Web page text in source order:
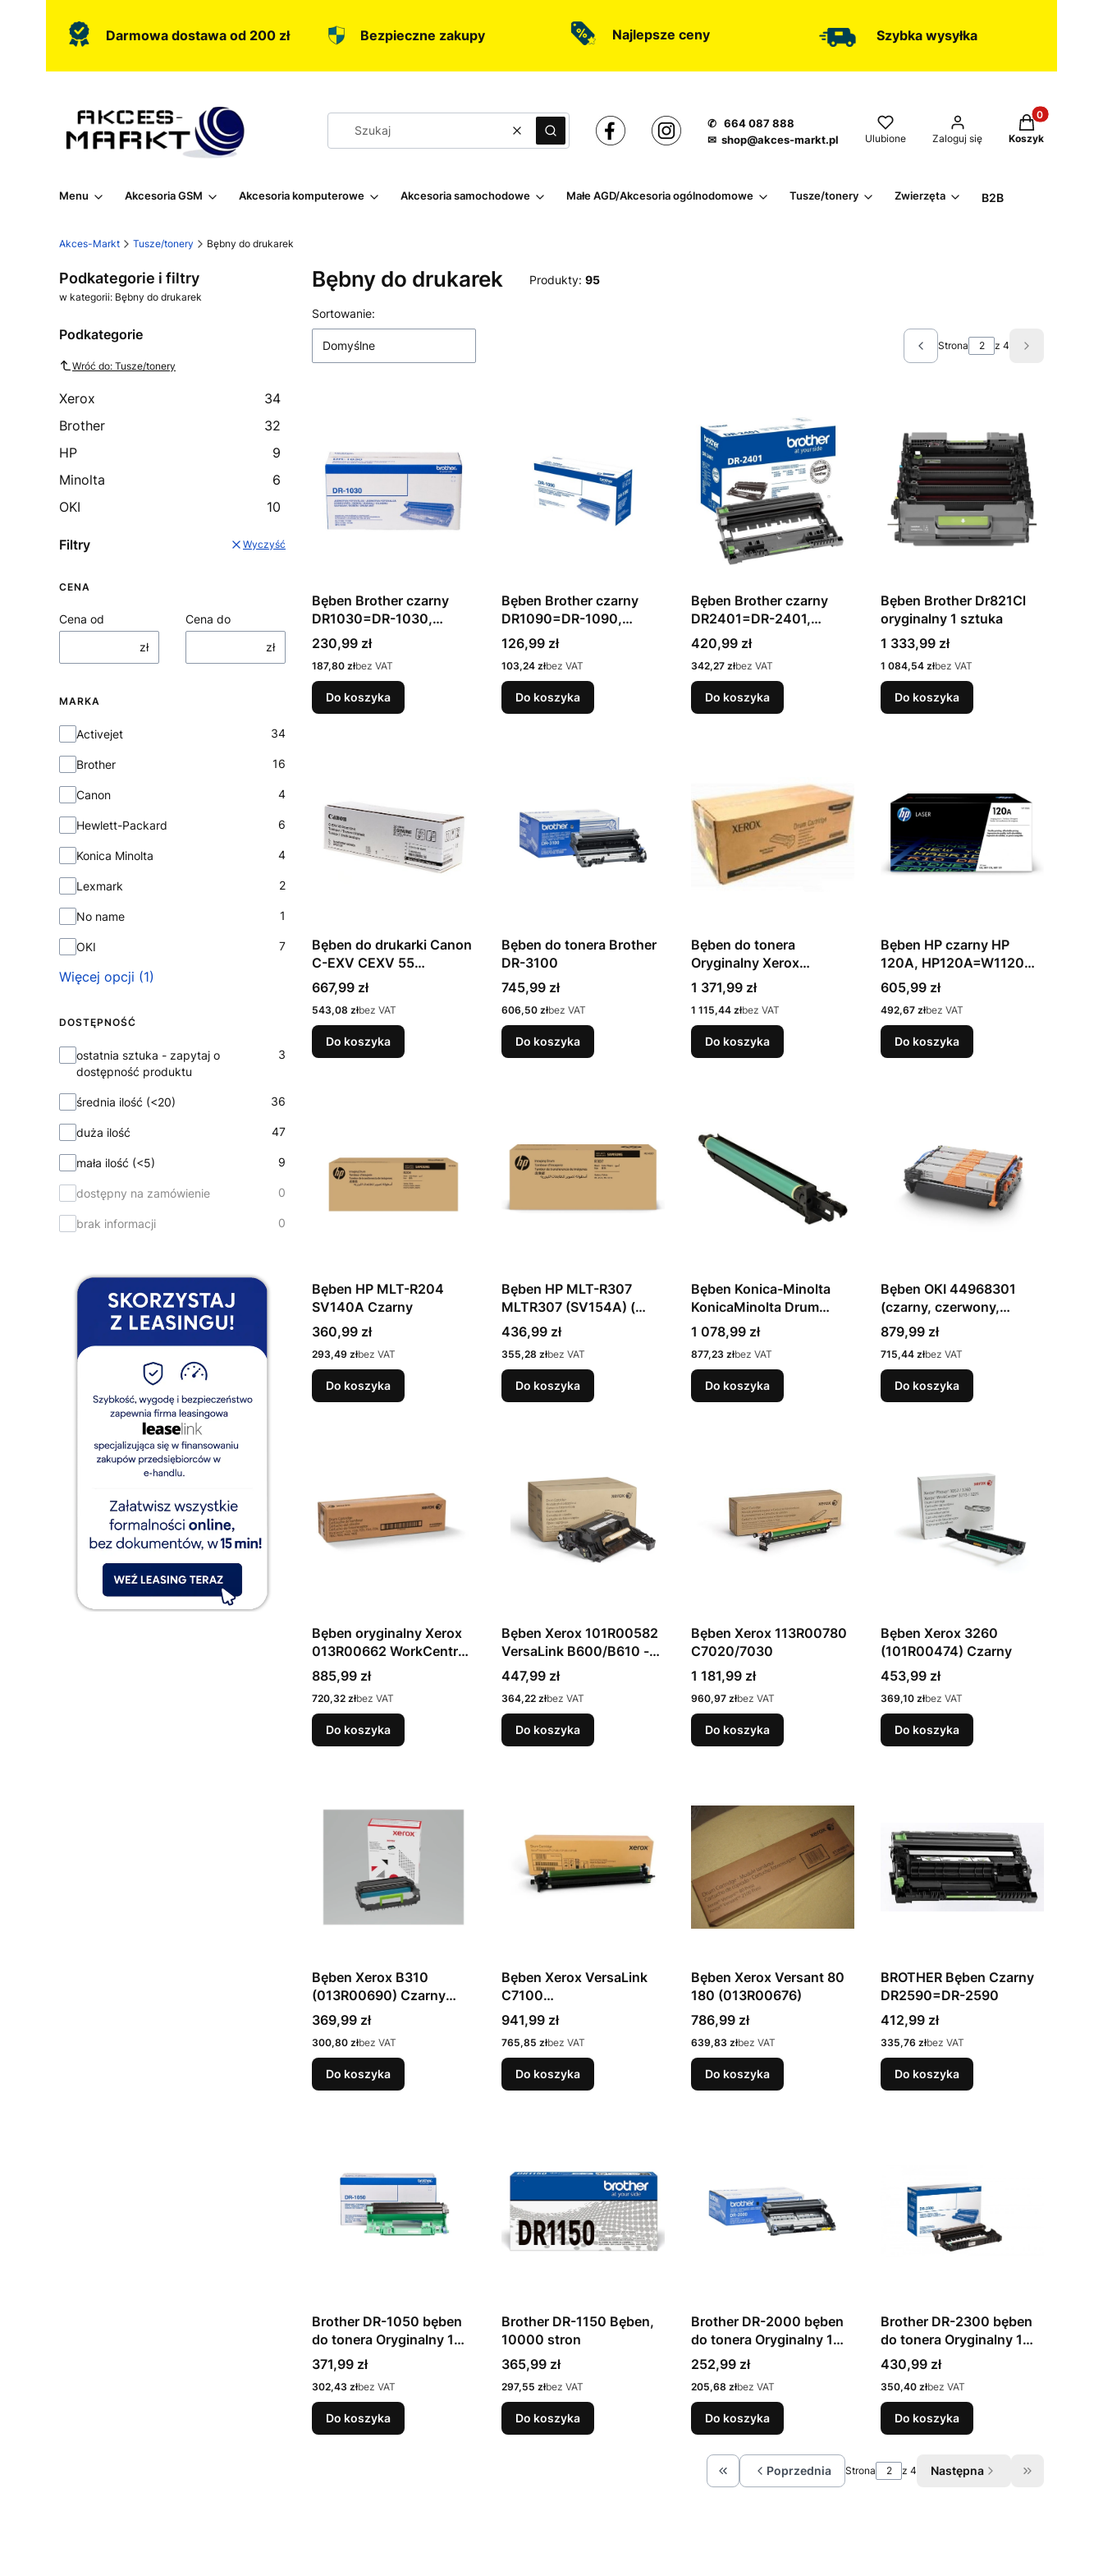
Darmowa dostawa od 200 zł Bezpieczne zakupy Najlepsze ceny Szybka wysyłka
WyczyśćSzukaj
✆ 664 087 888
✉ shop@akces-markt.pl
Ulubione Zaloguj się
Produkty w
Koszyk
Menu Akcesoria GSM Akcesoria komputerowe Akcesoria samochodowe Małe AGD/Akcesoria ogólnodomowe Tusze/tonery Zwierzęta B2B
Akces-Markt Tusze/tonery Bębny do drukarek
Podkategorie i filtry
w kategorii: Bębny do drukarek
Podkategorie
Wróć do: Tusze/tonery
Xerox
34
Brother
32
HP
9
Minolta
6
OKI
10
Filtry Wyczyść
CENA
Cena od
zł
Cena do
zł
MARKA
Marka
Activejet 34
Brother 16
Canon 4
Hewlett-Packard 6
Konica Minolta 4
Lexmark 2
No name 1
OKI 7
Więcej opcji (1)
DOSTĘPNOŚĆ
Dostępność
ostatnia sztuka - zapytaj o
dostępność produktu
3
średnia ilość (<20) 36
duża ilość 47
mała ilość (<5) 9
dostępny na zamówienie 0
brak informacji 0
Bębny do drukarek Produkty: 95
Lista produktów
Sortowanie:
Domyślne Poprzednie produkty
Strona z 4 Następne
Bęben Brother czarny
DR1030=DR-1030,
10000 str.
Cena
230,99 zł
Cena
187,80 złbez VAT
Do koszyka
Bęben Brother czarny
DR1090=DR-1090,
10000 str.
Cena
126,99 zł
Cena
103,24 złbez VAT
Do koszyka
Bęben Brother czarny
DR2401=DR-2401,
12000 str.
Cena
420,99 zł
Cena
342,27 złbez VAT
Do koszyka
Bęben Brother Dr821Cl
oryginalny 1 sztuka
Cena
1 333,99 zł
Cena
1 084,54 złbez VAT
Do koszyka
Bęben do drukarki Canon
C-EXV CEXV 55
(2186C002)
Cena
667,99 zł
Cena
543,08 złbez VAT
Do koszyka
Bęben do tonera Brother
DR-3100
Cena
745,99 zł
Cena
606,50 złbez VAT
Do koszyka
Bęben do tonera
Oryginalny Xerox
013R00670
Cena
1 371,99 zł
Cena
1 115,44 złbez VAT
Do koszyka
Bęben HP czarny HP
120A, HP120A=W1120A,
16000 str.
Cena
605,99 zł
Cena
492,67 złbez VAT
Do koszyka
Bęben HP MLT-R204
SV140A Czarny
Cena
360,99 zł
Cena
293,49 złbez VAT
Do koszyka
Bęben HP MLT-R307
MLTR307 (SV154A) (
SV155A) SIT Variante
Cena
436,99 zł
Cena
355,28 złbez VAT
Do koszyka
Bęben Konica-Minolta
KonicaMinolta Drum
Trommel DR-316 DR316
Cena
1 078,99 zł
Cena
877,23 złbez VAT
Do koszyka
Bęben OKI 44968301
(czarny, czerwony,
niebieski, żółty)
Cena
879,99 zł
Cena
715,44 złbez VAT
Do koszyka
Bęben oryginalny Xerox
013R00662 WorkCentre
75xx/78xx/AltaLink
C8000
Cena
885,99 zł
Cena
720,32 złbez VAT
Do koszyka
Bęben Xerox 101R00582
VersaLink B600/B610 -
czarny
Cena
447,99 zł
Cena
364,22 złbez VAT
Do koszyka
Bęben Xerox 113R00780
C7020/7030
Cena
1 181,99 zł
Cena
960,97 złbez VAT
Do koszyka
Bęben Xerox 3260
(101R00474) Czarny
Cena
453,99 zł
Cena
369,10 złbez VAT
Do koszyka
Bęben Xerox B310
(013R00690) Czarny
40000str.
Cena
369,99 zł
Cena
300,80 złbez VAT
Do koszyka
Bęben Xerox VersaLink
C7100
(C7120/C7125/C7130)
(013R00688)
Cena
941,99 zł
Cena
765,85 złbez VAT
Do koszyka
Bęben Xerox Versant 80
180 (013R00676)
Cena
786,99 zł
Cena
639,83 złbez VAT
Do koszyka
BROTHER Bęben Czarny
DR2590=DR-2590
Cena
412,99 zł
Cena
335,76 złbez VAT
Do koszyka
Brother DR-1050 bęben
do tonera Oryginalny 1
szt.
Cena
371,99 zł
Cena
302,43 złbez VAT
Do koszyka
Brother DR-1150 Bęben,
10000 stron
Cena
365,99 zł
Cena
297,55 złbez VAT
Do koszyka
Brother DR-2000 bęben
do tonera Oryginalny 1
szt.
Cena
252,99 zł
Cena
205,68 złbez VAT
Do koszyka
Brother DR-2300 bęben
do tonera Oryginalny 1
szt.
Cena
430,99 zł
Cena
350,40 złbez VAT
Do koszyka
Wróć do pierwszej strony z produktami
Poprzednia Strona z 4 Następna Przejdź do